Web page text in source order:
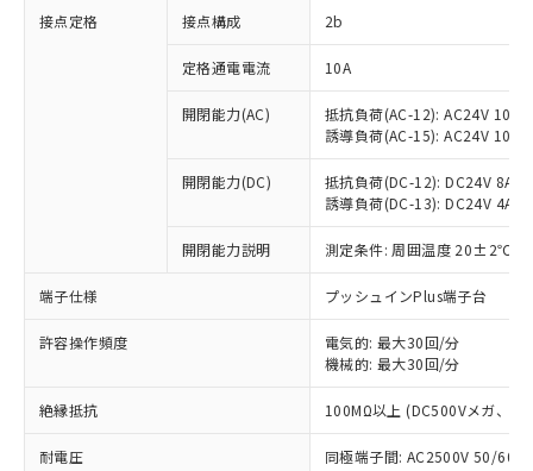
接点定格 接点構成 2b
定格通電電流 10A
開閉能力(AC)
抵抗負荷(AC-12): AC24V 10A/
誘導負荷(AC-15): AC24V
開閉能力(DC)
抵抗負荷(DC-12): DC24V 8A/
誘導負荷(DC-13): DC24V 4A/
開閉能力説明 測定条件: 周囲温度 20±2℃、
端子仕様 プッシュインPlus端子台
許容操作頻度
電気的: 最大30回/分
機械的: 最大30回/分
絶縁抵抗 100MΩ以上 (DC500Vメガ、点
耐電圧
同極端子間: AC2500V 50/
ご利用条件
以下の条件をお読みいただき、同意のうえ
本サービスは、当社制御機器事業取扱
商品の当社在庫状況および標準価格
(税抜)を提供させていただくもので
当社制御機器事業取扱商品の中には、
本サービスの対象外となる商品もある
ことをご了承ください。
在庫状況および標準価格照会結果は、
記載している更新日時点での社内デー
タに基づき作成されるものであり、閲
覧された時点での実際の在庫および標
準価格とは異なる場合があることをご
対応予定：EU RoHS指令（10物質）の非含
有に対応した製品に切り替える予定のある
対応予定なし：EU RoHS指令（10物質）の
非含有に非対応の商品で、対応品を出す予
調査・確認中：EU RoHS指令（10物質）の
非含有の対応状況を調査中または確認中の
非該当品：ライセンス料など無形物で、有
害物質有無と関係のない商品です。
仕入先様の事情により、非含有部品として
いたものが、含有品と判明した場合などや
むを得ず変更することがあります。
*EU RoHS指令（10物質）：
鉛(Pb) 1000ppm以下、 水銀(Hg) 1000ppm以下、 カド
六価クロム(Cr(Ⅵ)) 1000ppm以下、ポリ臭化ビフェニル
※1 中国RoHS○×表
「○」：最大均質材料含有率が中国RoHSの
基準値以下であることを示します。
「×」：最大均質材料含有率が中国RoHSの
基準値を超えていることを示します。
「－」：未確認です。当社販売部門へお問
*中国RoHS10物質の基準値 (GB/T26572)：
当社は、これら貴社製品のうち、外国
為替および外国貿易法に定める商品
（以下｢規制貨物等」という）を輸出
または国外への提供する場合は、日本
国政府の輸出許可(または役務取引許
可)を取得するなどの必要な手続きを